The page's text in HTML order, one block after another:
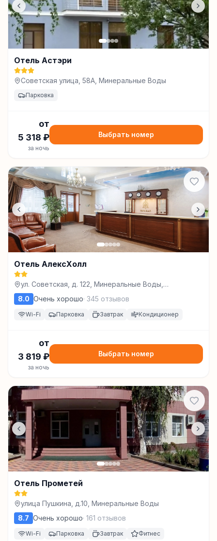
Отель Астэри
Советская улица, 58А, Минеральные Воды
Парковка
от
5 318 ₽
за ночь
Выбрать номер
Отель АлексХолл
ул. Советская, д. 122, Минеральные Воды,
Минеральные Воды
8.0 Очень хорошо· 345 отзывов
Wi-Fi Парковка Завтрак Кондиционер
от
3 819 ₽
за ночь
Выбрать номер
Отель Прометей
улица Пушкина, д.10, Минеральные Воды
8.7 Очень хорошо· 161 отзывов
Wi-Fi Парковка Завтрак Фитнес